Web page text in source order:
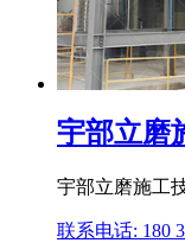
宇部立磨
宇部立磨施工
联系电话: 180